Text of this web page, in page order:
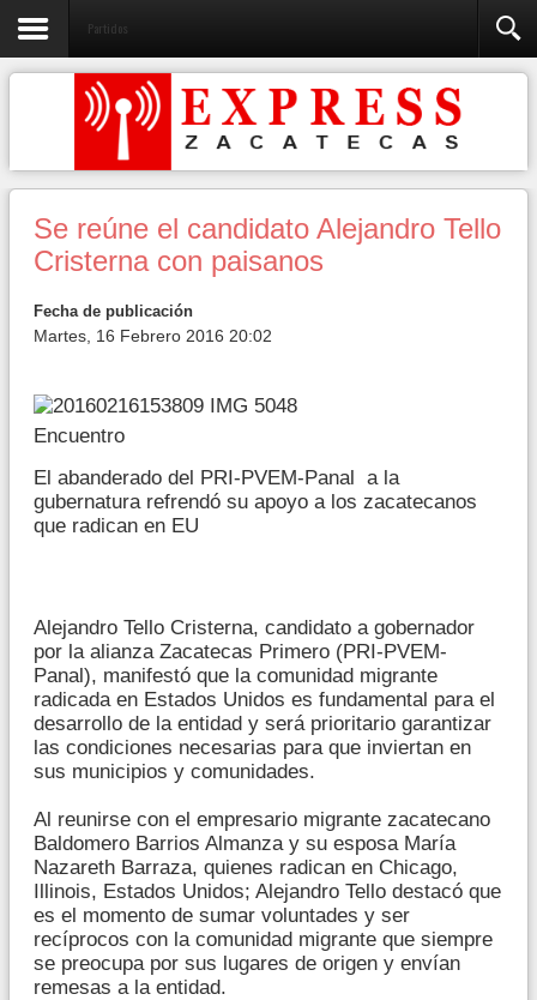
Partidos
Se reúne el candidato Alejandro Tello
Cristerna con paisanos
Fecha de publicación
Martes, 16 Febrero 2016 20:02
Encuentro
El abanderado del PRI-PVEM-Panal a la
gubernatura refrendó su apoyo a los zacatecanos
que radican en EU
Alejandro Tello Cristerna, candidato a gobernador
por la alianza Zacatecas Primero (PRI-PVEM-
Panal), manifestó que la comunidad migrante
radicada en Estados Unidos es fundamental para el
desarrollo de la entidad y será prioritario garantizar
las condiciones necesarias para que inviertan en
sus municipios y comunidades.
Al reunirse con el empresario migrante zacatecano
Baldomero Barrios Almanza y su esposa María
Nazareth Barraza, quienes radican en Chicago,
Illinois, Estados Unidos; Alejandro Tello destacó que
es el momento de sumar voluntades y ser
recíprocos con la comunidad migrante que siempre
se preocupa por sus lugares de origen y envían
remesas a la entidad.